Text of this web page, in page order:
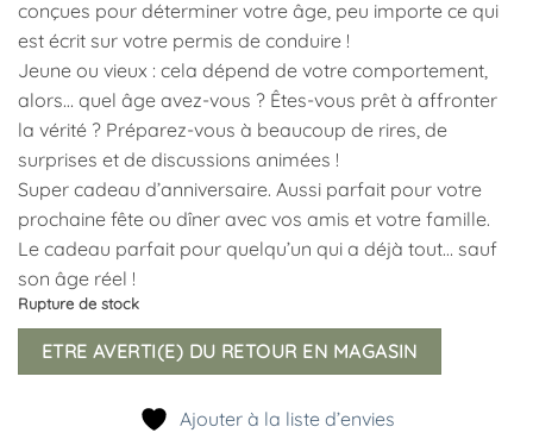
conçues pour déterminer votre âge, peu importe ce qui
est écrit sur votre permis de conduire !
Jeune ou vieux : cela dépend de votre comportement,
alors… quel âge avez-vous ? Êtes-vous prêt à affronter
la vérité ? Préparez-vous à beaucoup de rires, de
surprises et de discussions animées !
Super cadeau d’anniversaire. Aussi parfait pour votre
prochaine fête ou dîner avec vos amis et votre famille.
Le cadeau parfait pour quelqu’un qui a déjà tout… sauf
son âge réel !
Rupture de stock
ETRE AVERTI(E) DU RETOUR EN MAGASIN
Ajouter à la liste d’envies